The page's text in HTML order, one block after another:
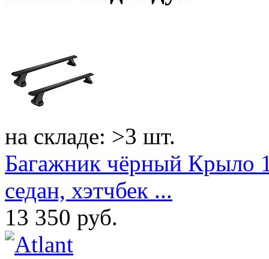
на складе: >3 шт.
Багажник чёрный Крыло
седан, хэтчбек ...
13 350 руб.